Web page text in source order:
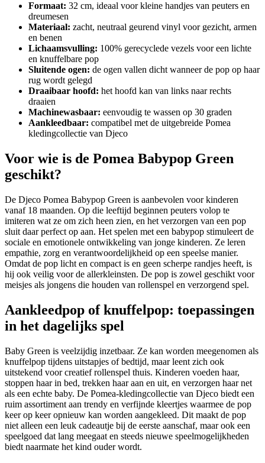
Formaat: 32 cm, ideaal voor kleine handjes van peuters en
dreumesen
Materiaal: zacht, neutraal geurend vinyl voor gezicht, armen
en benen
Lichaamsvulling: 100% gerecyclede vezels voor een lichte
en knuffelbare pop
Sluitende ogen: de ogen vallen dicht wanneer de pop op haar
rug wordt gelegd
Draaibaar hoofd: het hoofd kan van links naar rechts
draaien
Machinewasbaar: eenvoudig te wassen op 30 graden
Aankleedbaar: compatibel met de uitgebreide Pomea
kledingcollectie van Djeco
Voor wie is de Pomea Babypop Green
geschikt?
De Djeco Pomea Babypop Green is aanbevolen voor kinderen
vanaf 18 maanden. Op die leeftijd beginnen peuters volop te
imiteren wat ze om zich heen zien, en het verzorgen van een pop
sluit daar perfect op aan. Het spelen met een babypop stimuleert de
sociale en emotionele ontwikkeling van jonge kinderen. Ze leren
empathie, zorg en verantwoordelijkheid op een speelse manier.
Omdat de pop licht en compact is en geen scherpe randjes heeft, is
hij ook veilig voor de allerkleinsten. De pop is zowel geschikt voor
meisjes als jongens die houden van rollenspel en verzorgend spel.
Aankleedpop of knuffelpop: toepassingen
in het dagelijks spel
Baby Green is veelzijdig inzetbaar. Ze kan worden meegenomen als
knuffelpop tijdens uitstapjes of bedtijd, maar leent zich ook
uitstekend voor creatief rollenspel thuis. Kinderen voeden haar,
stoppen haar in bed, trekken haar aan en uit, en verzorgen haar net
als een echte baby. De Pomea-kledingcollectie van Djeco biedt een
ruim assortiment aan trendy en verfijnde kleertjes waarmee de pop
keer op keer opnieuw kan worden aangekleed. Dit maakt de pop
niet alleen een leuk cadeautje bij de eerste aanschaf, maar ook een
speelgoed dat lang meegaat en steeds nieuwe speelmogelijkheden
biedt naarmate het kind ouder wordt.